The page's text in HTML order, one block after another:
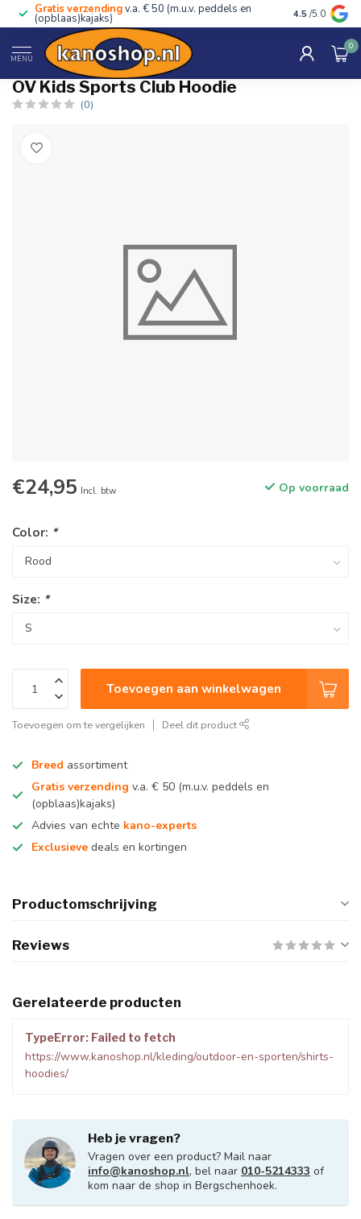
Gratis verzendingv.a. € 50 (m.u.v. peddels en
(opblaas)kajaks) Advies van
4.5 /5.0
MENU
0
Home / OV Kids Sports Club Hoodie
OV Kids Sports Club Hoodie
(0)
€24,95 Incl. btw Op voorraad
Color: *
Size: *
Toevoegen aan winkelwagen
Toevoegen om te vergelijken Deel dit product
Breed assortiment
Gratis verzending v.a. € 50 (m.u.v. peddels en
(opblaas)kajaks)
Advies van echte kano-experts
Exclusieve deals en kortingen
Productomschrijving
Reviews
Gerelateerde producten
TypeError: Failed to fetch
https://www.kanoshop.nl/kleding/outdoor-en-sporten/shirts-
hoodies/
Heb je vragen?
Vragen over een product? Mail naar
info@kanoshop.nl, bel naar 010-5214333 of
kom naar de shop in Bergschenhoek.